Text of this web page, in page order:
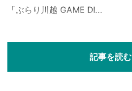
「ぶらり川越 GAME DI...
記事を読む